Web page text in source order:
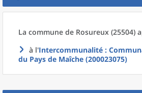
La commune de Rosureux (25504)
à l'Intercommunalité :
du Pays de Maîche (200023075)